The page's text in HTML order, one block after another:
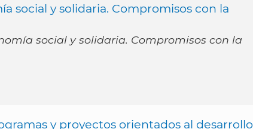
social y solidaria. Compromisos con la
social y solidaria. Compromisos con la
y proyectos orientados al desarrollo